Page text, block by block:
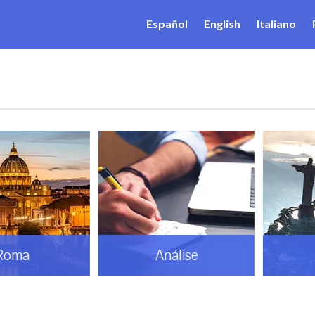
Español English Italiano
Análise